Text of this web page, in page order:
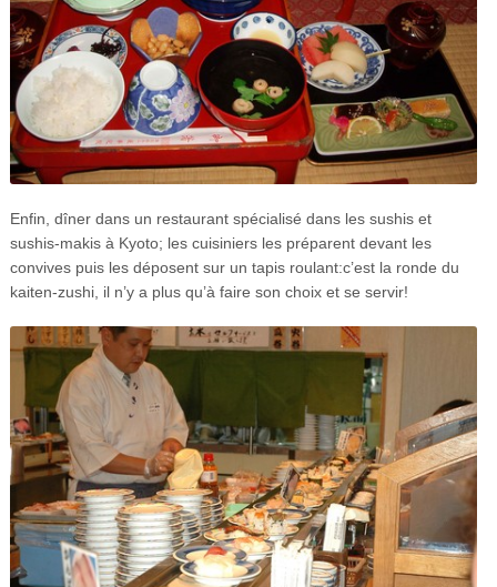
Enfin, dîner dans un restaurant spécialisé dans les sushis et
sushis-makis à Kyoto; les cuisiniers les préparent devant les
convives puis les déposent sur un tapis roulant:c’est la ronde du
kaiten-zushi, il n’y a plus qu’à faire son choix et se servir!